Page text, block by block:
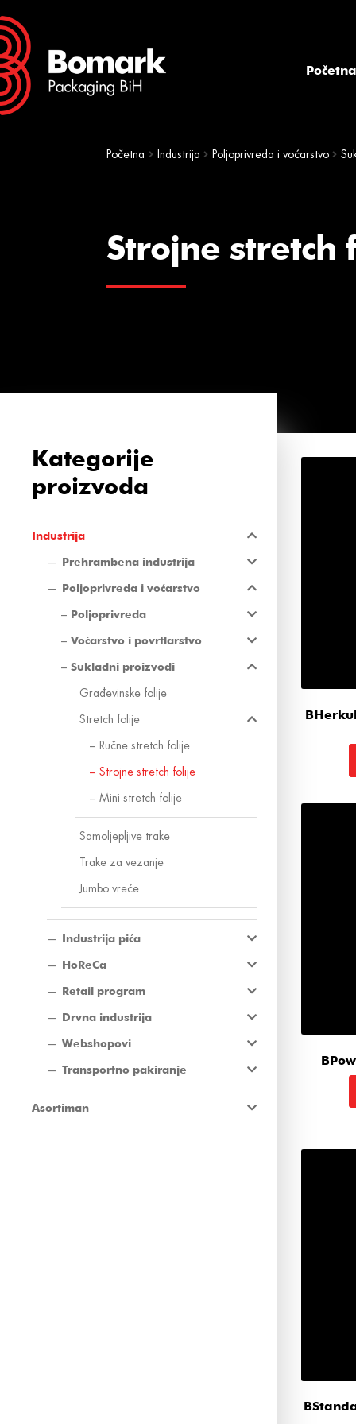
Skip
to
navigation
Skip
to
content
Početna
Početna Industrija Poljoprivreda i voćarstvo
Strojne stretch
Kategorije
proizvoda
Industrija
Prehrambena industrija
Poljoprivreda i voćarstvo
Poljoprivreda
Voćarstvo i povrtlarstvo
Sukladni proizvodi
Građevinske folije
Stretch folije
Ručne stretch folije
Strojne stretch folije
Mini stretch folije
Samoljepljive trake
Trake za vezanje
Jumbo vreće
Industrija pića
HoReCa
Retail program
Drvna industrija
Webshopovi
Transportno pakiranje
Asortiman